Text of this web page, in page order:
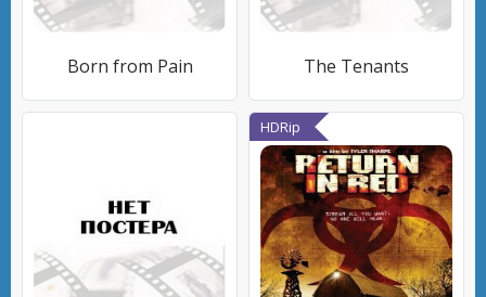
Born from Pain The Tenants
HDRip